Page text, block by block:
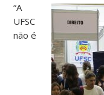
“A
UFSC
não é